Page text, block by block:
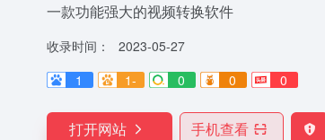
一款功能强大的视频转换软件
收录时间：
2023-05-27
1
1- 0 0 0
打开网站 手机查看